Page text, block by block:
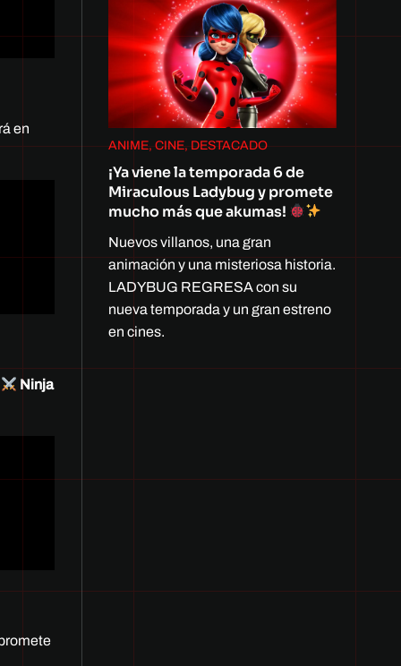
en
Ninja
ANIME, CINE, DESTACADO
¡Ya viene la temporada 6 de
Miraculous Ladybug y promete
mucho más que akumas!
Nuevos villanos, una gran
animación y una misteriosa historia.
LADYBUG REGRESA con su
nueva temporada y un gran estreno
en cines.